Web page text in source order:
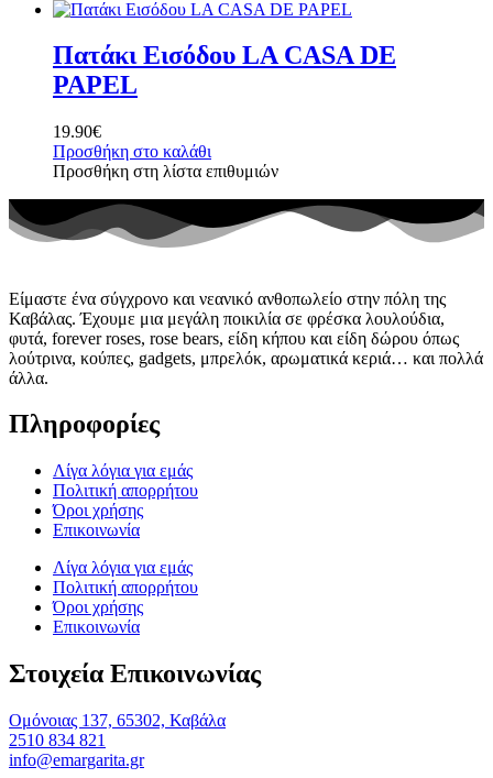
Πατάκι Εισόδου LA CASA DE
PAPEL
19.90€
Προσθήκη στο καλάθι
Προσθήκη στη λίστα επιθυμιών
Είμαστε ένα σύγχρονο και νεανικό ανθοπωλείο στην πόλη της
Καβάλας. Έχουμε μια μεγάλη ποικιλία σε φρέσκα λουλούδια,
φυτά, forever roses, rose bears, είδη κήπου και είδη δώρου όπως
λούτρινα, κούπες, gadgets, μπρελόκ, αρωματικά κεριά… και πολλά
άλλα.
Πληροφορίες
Λίγα λόγια για εμάς
Πολιτική απορρήτου
Όροι χρήσης
Επικοινωνία
Λίγα λόγια για εμάς
Πολιτική απορρήτου
Όροι χρήσης
Επικοινωνία
Στοιχεία Επικοινωνίας
Ομόνοιας 137, 65302, Καβάλα
2510 834 821
info@emargarita.gr